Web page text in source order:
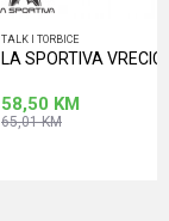
TALK I TORBICE
LA SPORTIVA
58,50 KM
65,01KM